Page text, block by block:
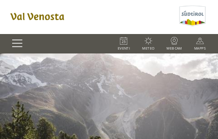
EVENTI METEO WEBCAM MAPPS